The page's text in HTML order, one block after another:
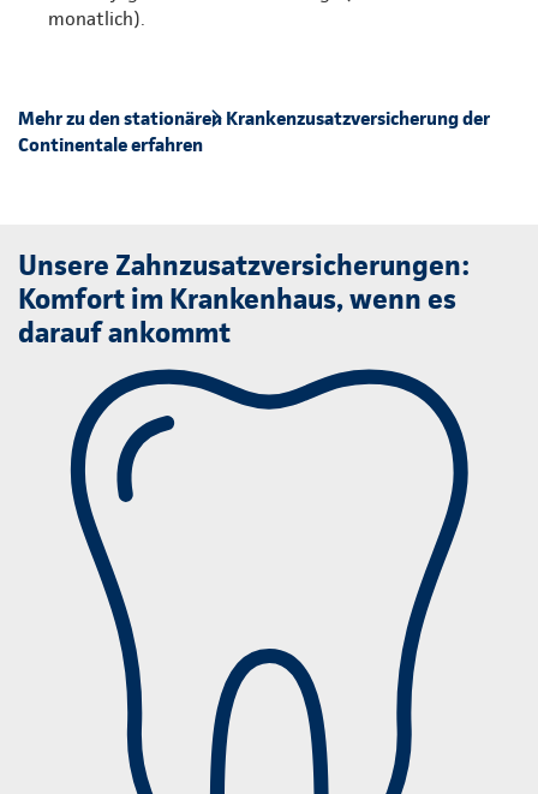
monatlich).
Mehr zu den stationären Krankenzusatzversicherung der
Continentale erfahren
Unsere Zahnzusatzversicherungen:
Komfort im Krankenhaus, wenn es
darauf ankommt